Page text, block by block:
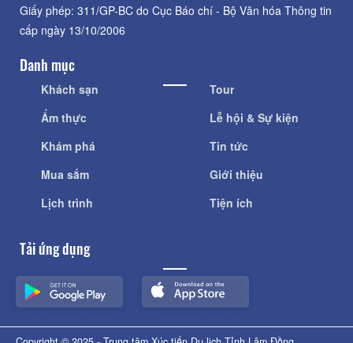
Giấy phép: 311/GP-BC do Cục Báo chí - Bộ Văn hóa Thông tin
cấp ngày 13/10/2006
Danh mục
Khách sạn
Ẩm thực
Khám phá
Mua sắm
Lịch trình
Tour
Lễ hội & Sự kiện
Tin tức
Giới thiệu
Tiện ích
Tải ứng dụng